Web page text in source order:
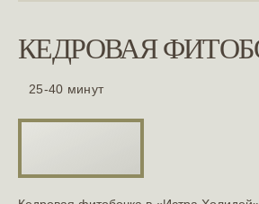
КЕДРОВАЯ
25-40 минут